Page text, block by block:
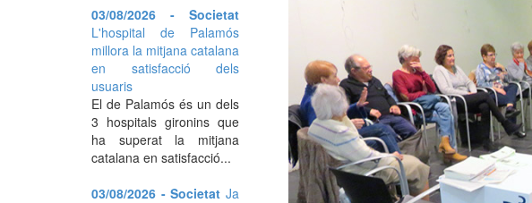
03/08/2026 - Societat
L'hospital de Palamós
millora la mitjana catalana
en satisfacció dels
usuaris
El de Palamós és un dels
3 hospitals gironins que
ha superat la mitjana
catalana en satisfacció...
03/08/2026 - Societat Ja